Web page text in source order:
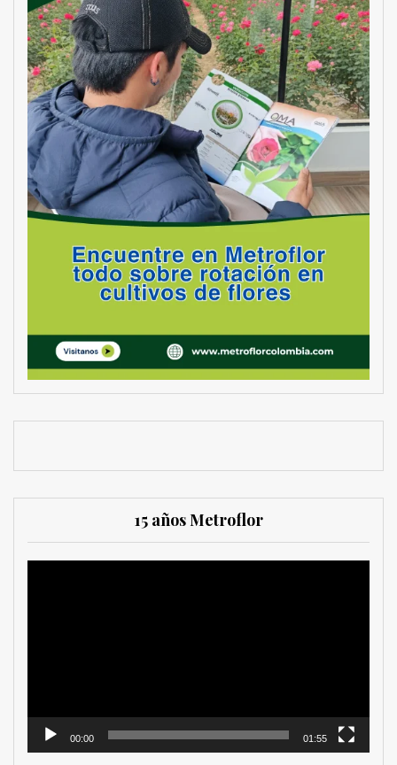
15 años Metroflor
00:00 01:55